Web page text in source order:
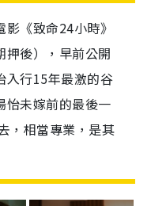
《致命24小時》
押後），早前公開
入行15年最激的谷
怡未嫁前的最後一
，相當專業，是其